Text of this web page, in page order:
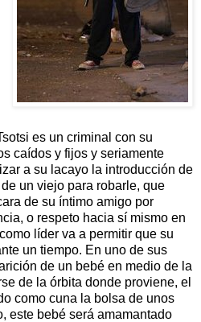
es un criminal con su
caídos y fijos y seriamente
a su lacayo la introducción de
un viejo para robarle, que
de su íntimo amigo por
o respeto hacia sí mismo en
líder va a permitir que su
un tiempo. En uno de sus
de un bebé en medio de la
de la órbita donde proviene, el
como cuna la bolsa de unos
este bebé será amamantado